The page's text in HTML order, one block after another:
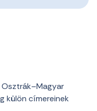
Osztrák–Magyar
külön címereinek